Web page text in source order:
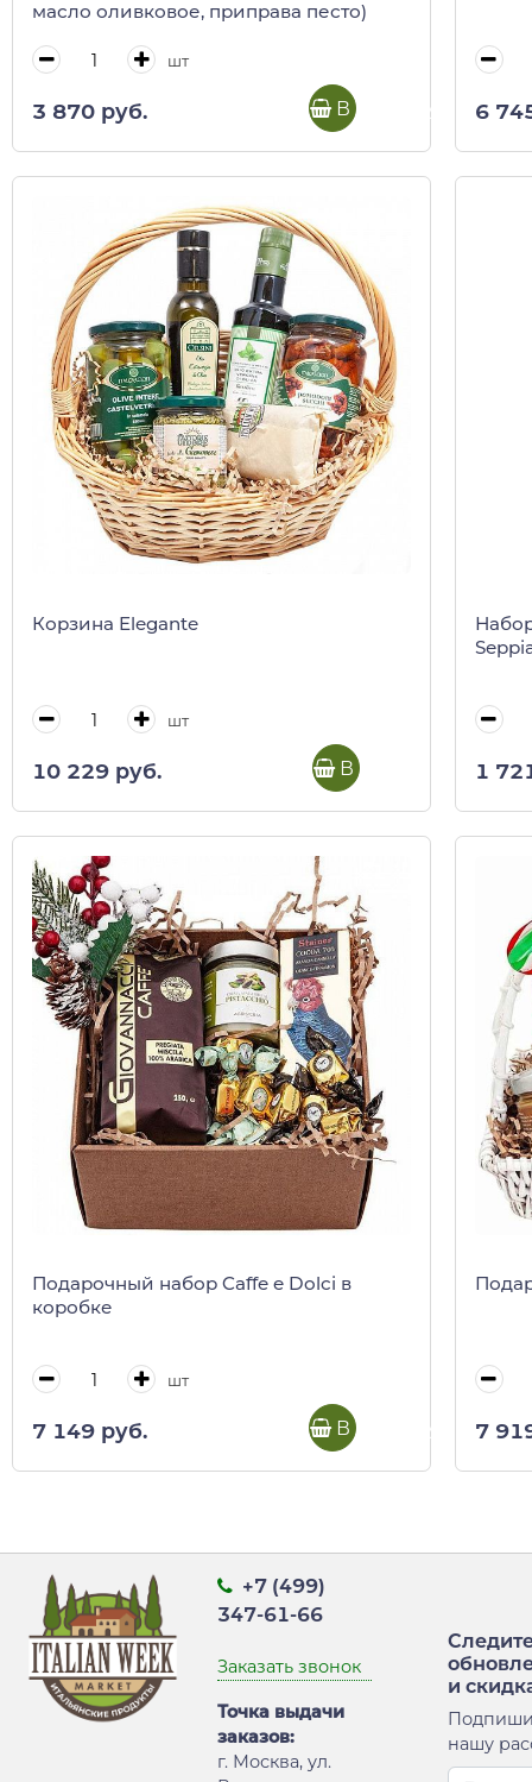
масло оливковое, приправа песто)
шт
3 870 руб. В корзину 6
Корзина Elegante
шт
10 229 руб. В корзину 1
Подарочный набор Caffe e Dolci в
коробке
шт
7 149 руб. В корзину 7
+7 (499)
347-61-66
Заказать звонок
Точка выдачи
заказов:
г. Москва, ул.
и
нашу